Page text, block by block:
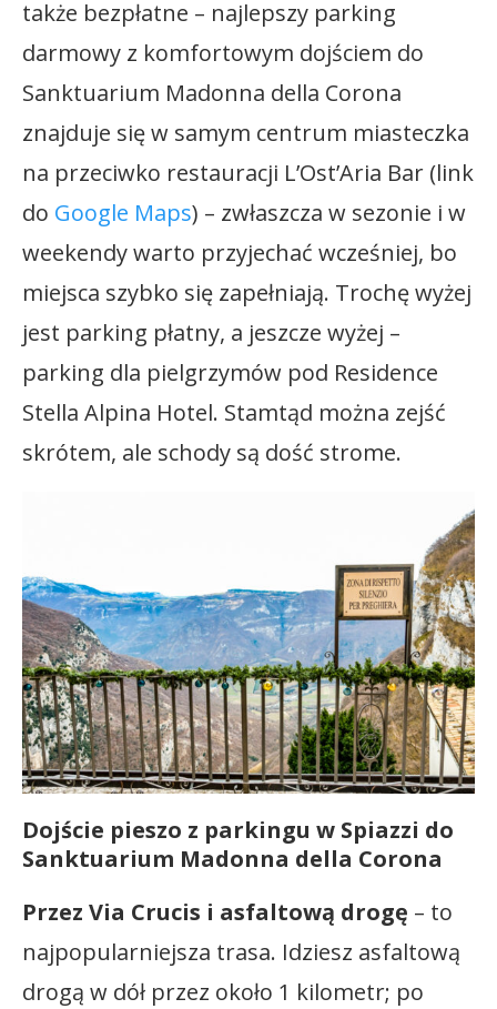
także bezpłatne – najlepszy parking
darmowy z komfortowym dojściem do
Sanktuarium Madonna della Corona
znajduje się w samym centrum miasteczka
na przeciwko restauracji L’Ost’Aria Bar (link
do Google Maps) – zwłaszcza w sezonie i w
weekendy warto przyjechać wcześniej, bo
miejsca szybko się zapełniają. Trochę wyżej
jest parking płatny, a jeszcze wyżej –
parking dla pielgrzymów pod Residence
Stella Alpina Hotel. Stamtąd można zejść
skrótem, ale schody są dość strome.
Dojście pieszo z parkingu w Spiazzi do
Sanktuarium Madonna della Corona
Przez Via Crucis i asfaltową drogę – to
najpopularniejsza trasa. Idziesz asfaltową
drogą w dół przez około 1 kilometr; po